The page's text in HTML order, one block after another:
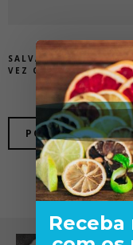
SALVAR MEUS DADOS
VEZ QUE EU